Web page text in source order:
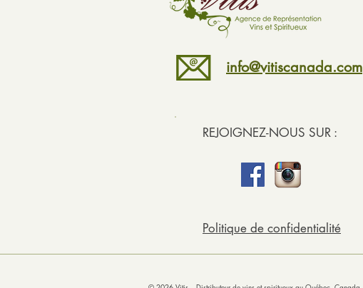
info@vitiscanada.com
REJOIGNEZ-NOUS SUR :
Politique de confidentialité